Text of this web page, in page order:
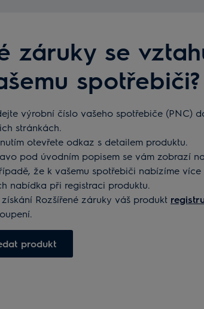
záruky se
spotřebiči?
výrobní číslo vašeho spotřebiče (PNC)
stránkách.
otevřete odkaz s detailem produktu.
pod úvodním popisem se vám zobrazí
že k vašemu spotřebiči nabízíme
nabídka při registraci produktu.
získání Rozšířené záruky váš produkt
produkt